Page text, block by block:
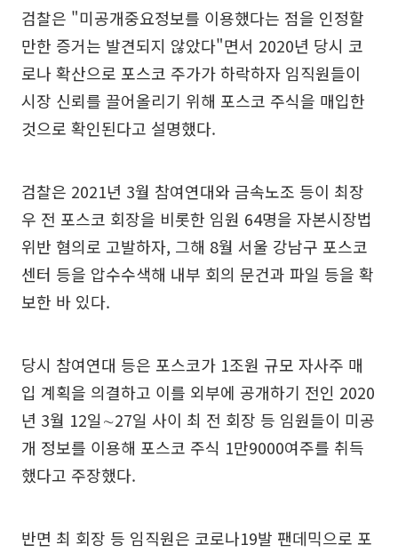
검찰은 "미공개중요정보를 이용했다는 점을 인정할
만한 증거는 발견되지 않았다"면서 2020년 당시 코
로나 확산으로 포스코 주가가 하락하자 임직원들이
시장 신뢰를 끌어올리기 위해 포스코 주식을 매입한
것으로 확인된다고 설명했다.
검찰은 2021년 3월 참여연대와 금속노조 등이 최장
우 전 포스코 회장을 비롯한 임원 64명을 자본시장법
위반 혐의로 고발하자, 그해 8월 서울 강남구 포스코
센터 등을 압수수색해 내부 회의 문건과 파일 등을 확
보한 바 있다.
당시 참여연대 등은 포스코가 1조원 규모 자사주 매
입 계획을 의결하고 이를 외부에 공개하기 전인 2020
년 3월 12일∼27일 사이 최 전 회장 등 임원들이 미공
개 정보를 이용해 포스코 주식 1만9000여주를 취득
했다고 주장했다.
반면 최 회장 등 임직원은 코로나19발 팬데믹으로 포